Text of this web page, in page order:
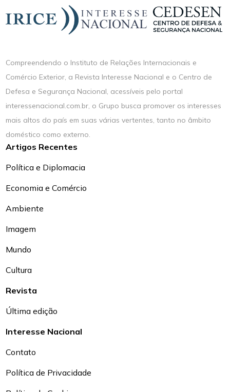
Compreendendo o Instituto de Relações Internacionais e
Comércio Exterior, a Revista Interesse Nacional e o Centro de
Defesa e Segurança Nacional, acessíveis pelo portal
interessenacional.com.br, o Grupo busca promover os interesses
mais altos do país em suas várias vertentes, tanto no âmbito
doméstico como externo.
Artigos Recentes
Política e Diplomacia
Economia e Comércio
Ambiente
Imagem
Mundo
Cultura
Revista
Última edição
Interesse Nacional
Contato
Política de Privacidade